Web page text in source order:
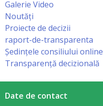
Galerie Video
Noutăți
Proiecte de decizii
raport-de-transparenta
Ședințele consiliului online
Transparență decizională
Date de contact